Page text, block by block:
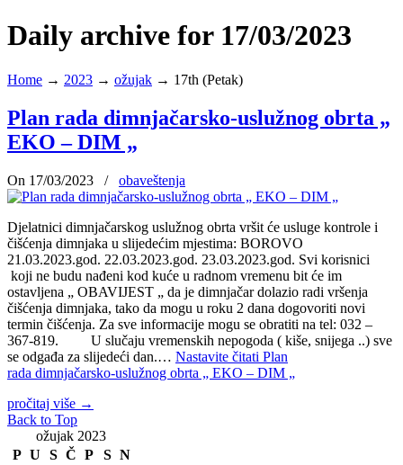
Daily archive for 17/03/2023
Home → 2023 → ožujak → 17th (Petak)
Plan rada dimnjačarsko-uslužnog obrta „
EKO – DIM „
On 17/03/2023 / obaveštenja
Djelatnici dimnjačarskog uslužnog obrta vršit će usluge kontrole i
čišćenja dimnjaka u slijedećim mjestima: BOROVO
21.03.2023.god. 22.03.2023.god. 23.03.2023.god. Svi korisnici
koji ne budu nađeni kod kuće u radnom vremenu bit će im
ostavljena „ OBAVIJEST „ da je dimnjačar dolazio radi vršenja
čišćenja dimnjaka, tako da mogu u roku 2 dana dogovoriti novi
termin čišćenja. Za sve informacije mogu se obratiti na tel: 032 –
367-819. U slučaju vremenskih nepogoda ( kiše, snijega ..) sve
se odgađa za slijedeći dan.… Nastavite čitati Plan
rada dimnjačarsko-uslužnog obrta „ EKO – DIM „
pročitaj više →
Back to Top
ožujak 2023
P U S Č P S N